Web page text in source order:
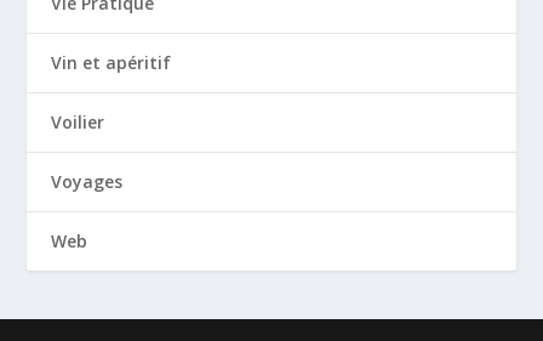
Vin et apéritif
Voilier
Voyages
Web